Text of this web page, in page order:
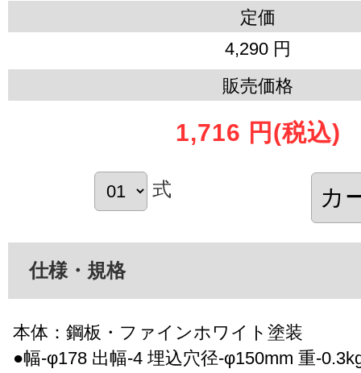
定価
4,290 円
販売価格
1,716 円 (税込)
式
仕様・規格
本体：鋼板・ファインホワイト塗装
●幅-φ178 出幅-4 埋込穴径-φ150mm 重-